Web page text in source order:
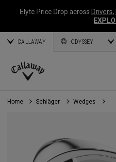
Elyte Price Drop across Drivers,
CALLAWAY ODYSSEY
Callaway
Golf
Home Schläger Wedges